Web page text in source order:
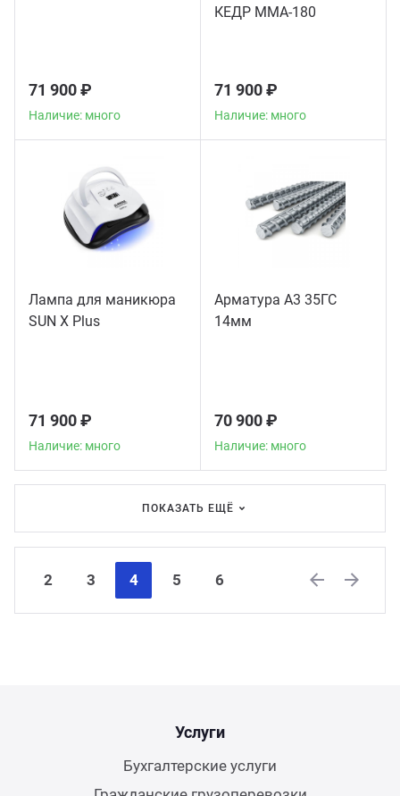
71 900 ₽
Наличие: много
КЕДР MMA-180
71 900 ₽
Наличие: много
Лампа для маникюра
SUN X Plus
71 900 ₽
Наличие: много
Арматура А3 35ГС
14мм
70 900 ₽
Наличие: много
ПОКАЗАТЬ ЕЩЁ
2 3 4 5
6
Услуги
Бухгалтерские услуги